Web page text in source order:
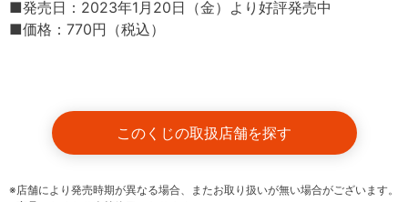
■発売日：2023年1月20日（金）より好評発売中
■価格：770円（税込）
このくじの取扱店舗を探す
※店舗により発売時期が異なる場合、またお取り扱いが無い場合がございます。